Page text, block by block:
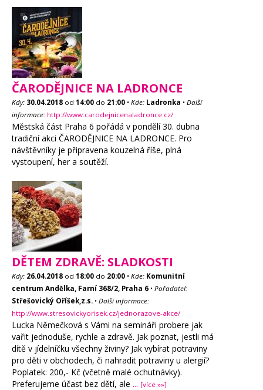
ČARODĚJNICE NA LADRONCE
Kdy: 30.04.2018 od 14:00 do 21:00 • Kde: Ladronka • Další
informace: http://www.carodejnicenaladronce.cz/
Městská část Praha 6 pořádá v pondělí 30. dubna
tradiční akci ČARODĚJNICE NA LADRONCE. Pro
návštěvníky je připravena kouzelná říše, plná
vystoupení, her a soutěží.
DĚTEM ZDRAVĚ: SLADKOSTI
Kdy: 26.04.2018 od 18:00 do 20:00 • Kde: Komunitní
centrum Andělka, Farní 368/2, Praha 6 • Pořadatel:
Střešovický Oříšek,z.s. • Další informace:
http://www.stresovickyorisek.cz/jednorazove-akce/
Lucka Němečková s Vámi na semináři probere jak
vařit jednoduše, rychle a zdravě. Jak poznat, jestli má
dítě v jídelníčku všechny živiny? Jak vybírat potraviny
pro děti v obchodech, či nahradit potraviny u alergií?
Poplatek: 200,- Kč (včetně malé ochutnávky).
Preferujeme účast bez dětí, ale ... [více »»]